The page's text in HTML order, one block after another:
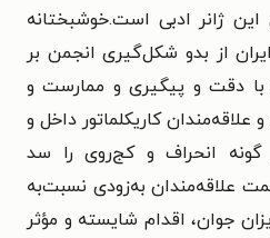
ژانر ادبی است.خوشبختانه
از بدو شکل‌گیری انجمن بر
دقت و پیگیری و ممارست و
علاقه‌مندان کاریکلماتور داخل و
گونه انحراف و کج‌روی را سد
علاقه‌مندان به‌زودی نسبت‌به
جوان، اقدام شایسته و مؤثر